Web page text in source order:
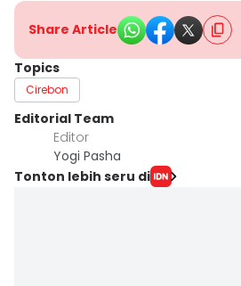
Share Article
Topics
Cirebon
Editorial Team
Editor
Yogi Pasha
Tonton lebih seru di